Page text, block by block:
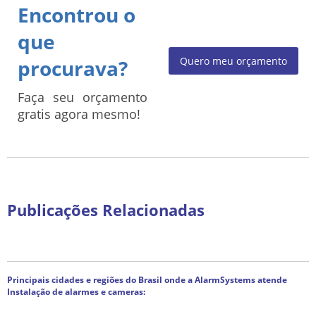
Encontrou o
que
procurava?
Faça seu orçamento
gratis agora mesmo!
Quero meu orçamento
Publicações Relacionadas
Principais cidades e regiões do Brasil onde a AlarmSystems atende
Instalação de alarmes e cameras: